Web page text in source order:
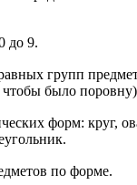
до 9.
групп
чтобы было
форм: круг,
по форме.